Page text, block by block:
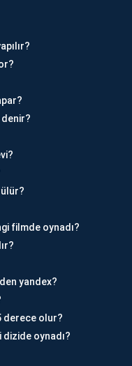
filmde oynadı?
yandex?
derece olur?
oynadı?